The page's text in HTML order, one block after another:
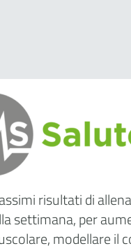
risultati di
settimana, per
modellare il